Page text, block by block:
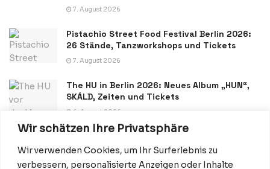
Wir schätzen Ihre Privatsphäre
Wir verwenden Cookies, um Ihr Surferlebnis zu
verbessern, personalisierte Anzeigen oder Inhalte
7. August 2026
Pistachio Street Food Festival Berlin 2026:
26 Stände, Tanzworkshops und Tickets
7. August 2026
The HU in Berlin 2026: Neues Album „HUN“,
SKÁLD, Zeiten und Tickets
6. August 2026